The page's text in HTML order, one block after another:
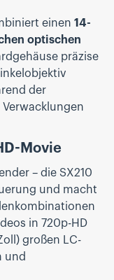
einen 14-
optischen
präzise
der
Movie
– die SX210
und macht
in 720p-HD
großen LC-
und